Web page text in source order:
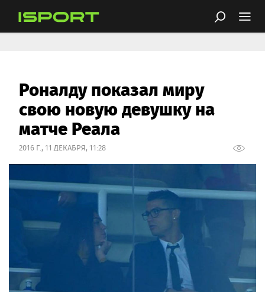
Роналду показал миру
свою новую девушку на
матче Реала
2016 Г., 11 ДЕКАБРЯ, 11:28